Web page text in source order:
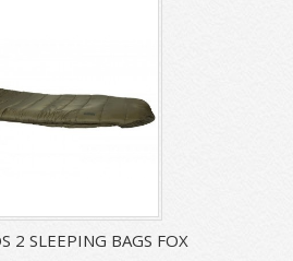
2 SLEEPING BAGS FOX